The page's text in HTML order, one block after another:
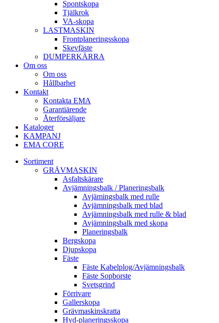
Spont­skopa
Tjäl­krok
VA­-skopa
LAST­MASKIN
Front­planerings­skopa
Skev­fäste
DUMPER­KÄRRA
Om oss
Om oss
Hållbarhet
Kontakt
Kontakta EMA
Garantiärende
Återförsäljare
Kataloger
KAMPANJ
EMA CORE
Sortiment
GRÄV­MASKIN
Asfalt­skärare
Avjämnings­balk / Planeringsbalk
Avjämingsbalk med rulle
Avjämningsbalk med blad
Avjämningsbalk med rulle & blad
Avjämningsbalk med skopa
Planerings­balk
Berg­skopa
Djup­skopa
Fäste
Fäste Kabel­­plog/­Avjämnings­­balk
Fäste Sop­borste
Svets­grind
Förrivare
Galler­skopa
Gräv­maskins­kratta
Hyd­-planerings­skopa